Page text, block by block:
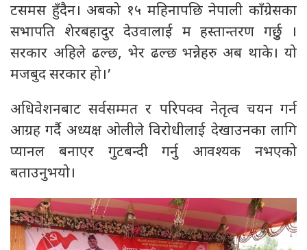
टसमस हुँदैन। अबको १५ महिनापछि नेपाली काँग्रेसका
सभापति शेरबहादुर देउवालाई म हस्तान्तरण गर्छुु ।
सरकार अहिले ढल्छ, भेर ढल्छ भन्नेहरु अब थाके। यो
मजबुद सरकार हो।’
अधिवेशनबाट सर्वसम्मत र परिपक्व नेतृत्व चयन गर्न
आग्रह गर्दै अध्यक्ष ओलीले विरोधीलाई देखाउनका लागि
प्यानल बनाएर गुटबन्दी गर्नु आवश्यक नभएको
बताउनुभयो।